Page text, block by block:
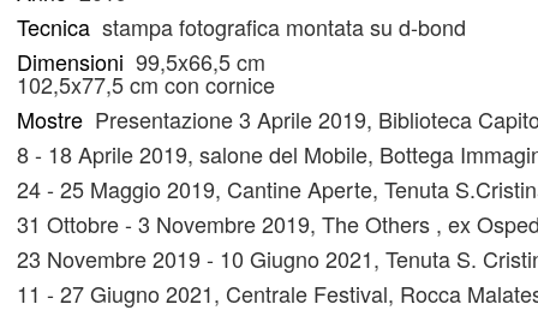
Tecnica stampa fotografica montata su d-bond
Dimensioni 99,5x66,5 cm
102,5x77,5 cm con cornice
Mostre Presentazione 3 Aprile 2019, Biblioteca
8 - 18 Aprile 2019, salone del Mobile, Bottega
24 - 25 Maggio 2019, Cantine Aperte, Tenuta
31 Ottobre - 3 Novembre 2019, The Others , ex
23 Novembre 2019 - 10 Giugno 2021, Tenuta S.
11 - 27 Giugno 2021, Centrale Festival, Rocca